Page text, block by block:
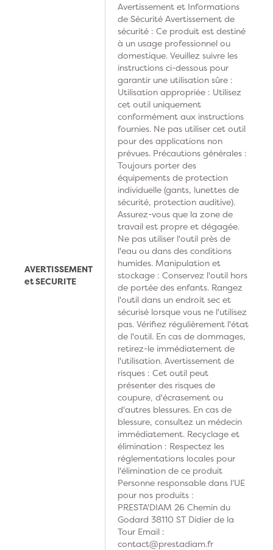
AVERTISSEMENT
et SECURITE
Avertissement et Informations
de Sécurité Avertissement de
sécurité : Ce produit est destiné
à un usage professionnel ou
domestique. Veuillez suivre les
instructions ci-dessous pour
garantir une utilisation sûre :
Utilisation appropriée : Utilisez
cet outil uniquement
conformément aux instructions
fournies. Ne pas utiliser cet outil
pour des applications non
prévues. Précautions générales :
Toujours porter des
équipements de protection
individuelle (gants, lunettes de
sécurité, protection auditive).
Assurez-vous que la zone de
travail est propre et dégagée.
Ne pas utiliser l'outil près de
l'eau ou dans des conditions
humides. Manipulation et
stockage : Conservez l'outil hors
de portée des enfants. Rangez
l'outil dans un endroit sec et
sécurisé lorsque vous ne l'utilisez
pas. Vérifiez régulièrement l'état
de l'outil. En cas de dommages,
retirez-le immédiatement de
l'utilisation. Avertissement de
risques : Cet outil peut
présenter des risques de
coupure, d'écrasement ou
d'autres blessures. En cas de
blessure, consultez un médecin
immédiatement. Recyclage et
élimination : Respectez les
réglementations locales pour
l'élimination de ce produit
Personne responsable dans l’UE
pour nos produits :
PRESTA'DIAM 26 Chemin du
Godard 38110 ST Didier de la
Tour Email :
contact@prestadiam.fr